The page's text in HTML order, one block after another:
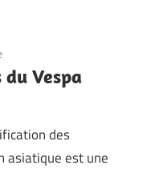
du Vespa
des
asiatique est une